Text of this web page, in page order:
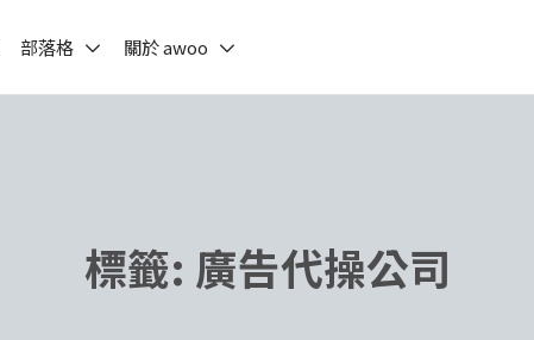
部落格 關於 awoo
標籤: 廣告代操公司